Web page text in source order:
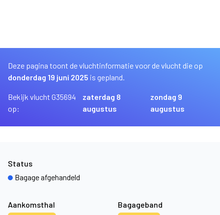
Deze pagina toont de vluchtinformatie voor de vlucht die op
donderdag 19 juni 2025 is gepland.
Bekijk vlucht G35694
op:
zaterdag 8
augustus
zondag 9
augustus
Aankomsthal Bagageband
Status
Bagage afgehandeld